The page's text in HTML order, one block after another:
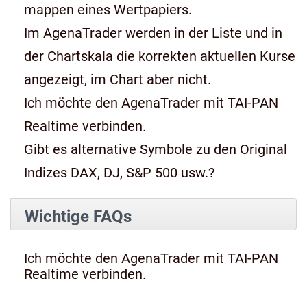
mappen eines Wertpapiers.
Im AgenaTrader werden in der Liste und in
der Chartskala die korrekten aktuellen Kurse
angezeigt, im Chart aber nicht.
Ich möchte den AgenaTrader mit TAI-PAN
Realtime verbinden.
Gibt es alternative Symbole zu den Original
Indizes DAX, DJ, S&P 500 usw.?
Wichtige FAQs
Ich möchte den AgenaTrader mit TAI-PAN
Realtime verbinden.